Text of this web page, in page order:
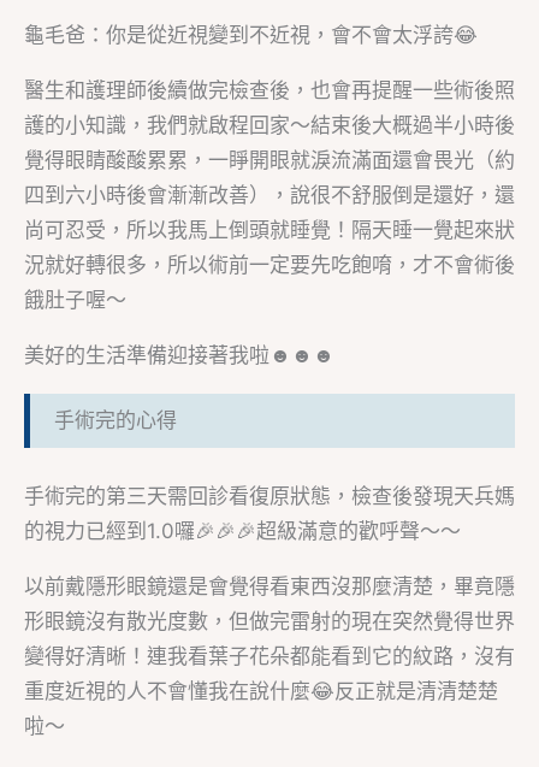
龜毛爸：你是從近視變到不近視，會不會太浮誇😂
醫生和護理師後續做完檢查後，也會再提醒一些術後照
護的小知識，我們就啟程回家～結束後大概過半小時後
覺得眼睛酸酸累累，一睜開眼就淚流滿面還會畏光（約
四到六小時後會漸漸改善），說很不舒服倒是還好，還
尚可忍受，所以我馬上倒頭就睡覺！隔天睡一覺起來狀
況就好轉很多，所以術前一定要先吃飽唷，才不會術後
餓肚子喔～
美好的生活準備迎接著我啦☻☻☻
手術完的心得
手術完的第三天需回診看復原狀態，檢查後發現天兵媽
的視力已經到1.0囉🎉🎉🎉超級滿意的歡呼聲～～
以前戴隱形眼鏡還是會覺得看東西沒那麼清楚，畢竟隱
形眼鏡沒有散光度數，但做完雷射的現在突然覺得世界
變得好清晰！連我看葉子花朵都能看到它的紋路，沒有
重度近視的人不會懂我在說什麼😂反正就是清清楚楚
啦～